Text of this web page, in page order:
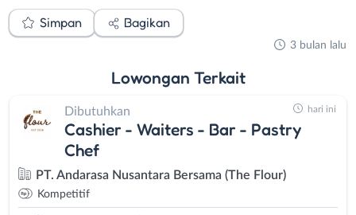
Simpan Bagikan
3 bulan lalu
Lowongan Terkait
Dibutuhkan
Cashier - Waiters - Bar - Pastry
Chef
PT. Andarasa Nusantara Bersama (The Flour)
Kompetitif
hari ini